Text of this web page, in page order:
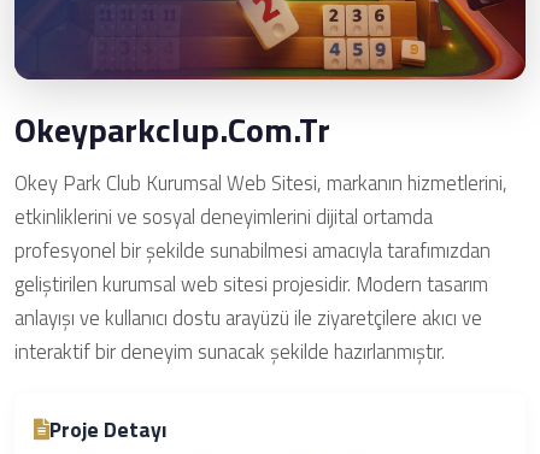
Okeyparkclup.com.tr
Okey Park Club Kurumsal Web Sitesi, markanın hizmetlerini,
etkinliklerini ve sosyal deneyimlerini dijital ortamda
profesyonel bir şekilde sunabilmesi amacıyla tarafımızdan
geliştirilen kurumsal web sitesi projesidir. Modern tasarım
anlayışı ve kullanıcı dostu arayüzü ile ziyaretçilere akıcı ve
interaktif bir deneyim sunacak şekilde hazırlanmıştır.
Proje Detayı